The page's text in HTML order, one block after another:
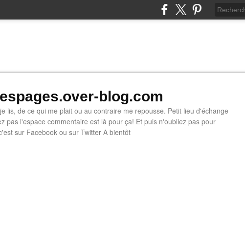
blog.com
lis, de ce qui me plait ou au contraire me repousse. Petit lieu d'échange
pas l'espace commentaire est là pour ça! Et puis n'oubliez pas pour
sur Facebook ou sur Twitter A bientôt